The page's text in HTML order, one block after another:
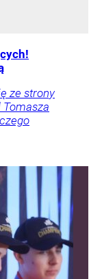
ze strony